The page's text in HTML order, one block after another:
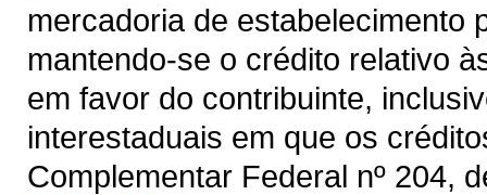
mercadoria de estabelecimento
mantendo-se o crédito relativo
em favor do contribuinte,
interestaduais em que os
Complementar Federal nº 204,